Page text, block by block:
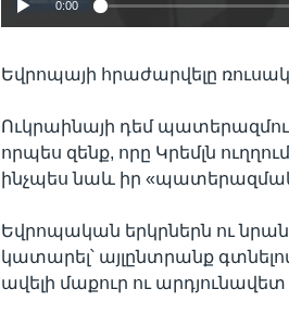
0:00
Եվրոպայի հրաժարվելը
Ուկրաինայի դեմ
որպես զենք, որը Կրեմլն
ինչպես նաև իր
Եվրոպական երկրներն ու
կատարել՝ այլընտրանք
ավելի մաքուր ու